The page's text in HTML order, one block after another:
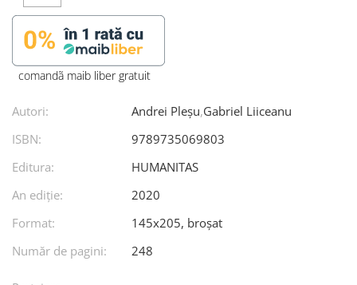
comandã maib liber gratuit
Autori: Andrei Pleșu,Gabriel Liiceanu
ISBN:
9789735069803
Editura:
HUMANITAS
An ediţie:
2020
Format:
145x205, broșat
Număr de pagini:
248